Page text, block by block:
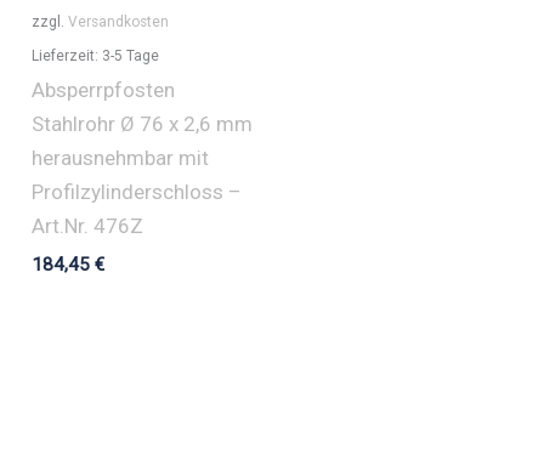
zzgl.Versandkosten
Lieferzeit: 3-5 Tage
Absperrpfosten
Stahlrohr Ø 76 x 2,6 mm
herausnehmbar mit
Profilzylinderschloss –
Art.Nr. 476Z
184,45€